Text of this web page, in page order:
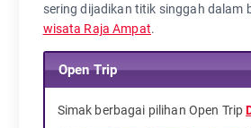
sering dijadikan titik singgah dalam
wisata Raja Ampat.
Open Trip
Simak berbagai pilihan Open Trip